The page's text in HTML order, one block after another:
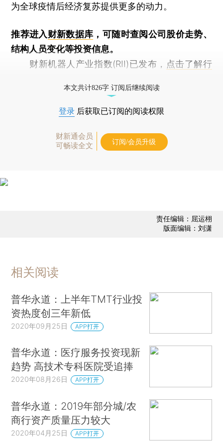
为全球疫情后经济复苏提供更多的动力。
推荐进入财新数据库 ，可随时查阅公司股价走势、
结构人员变化等投资信息。
财新机器人产业指数(RII)已发布， 点击了解行
本文共计826字 订阅后继续阅读
登录 后获取已订阅的阅读权限
财新通会员
可畅读全文
订阅/会员升级
责任编辑：屈运栩
版面编辑：刘潇
相关阅读
普华永道：上半年TMT行业投
资热度创三年新低
2020年09月25日 APP打开
普华永道：医疗服务投资现新
趋势 高技术专科医院受追捧
2020年08月26日 APP打开
普华永道：2019年部分城/农
商行资产质量压力较大
2020年04月25日 APP打开